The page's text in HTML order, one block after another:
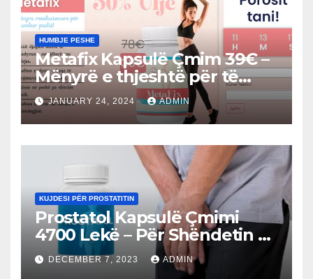
HUMBJE PESHE
Metafix Kapsulë Çmim 39€ –
Mënyrë e thjeshtë për të
humbur peshë (Kosovo)
JANUARY 24, 2024 ADMIN
KUJDESI PËR PROSTATITIN
Prostatol Kapsulë Çmimi
4700 Lekë – Për Shëndetin e
Prostatës (Albanian)
DECEMBER 7, 2023 ADMIN